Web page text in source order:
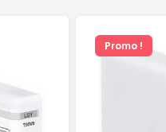
Promo !